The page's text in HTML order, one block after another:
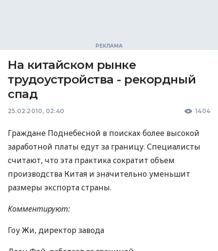
На китайском рынке
трудоустройства - рекордный
спад
25.02.2010, 02:40 1404
Граждане Поднебесной в поисках более высокой
заработной платы едут за границу. Специалисты
считают, что эта практика сократит объем
производства Китая и значительно уменьшит
размеры экспорта страны.
Комментируют:
Гоу Жи, директор завода